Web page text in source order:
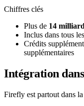
Chiffres clés
Plus de 14
Inclus dans tous
Crédits
supplémentaires
Intégration
Firefly est partout dans